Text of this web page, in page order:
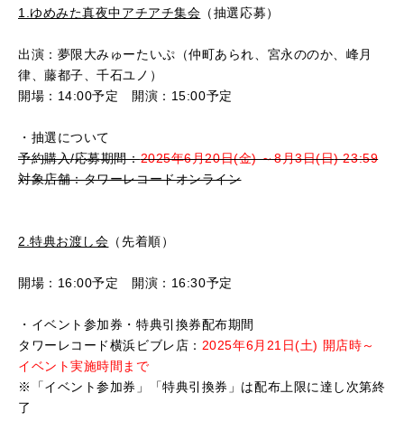
1.ゆめみた真夜中アチアチ集会 （抽選応募）
出演：夢限大みゅーたいぷ（仲町あられ、宮永ののか、峰月
律、藤都子、千石ユノ）
開場： 14:00予定 開演： 15:00予定
・抽選について
予約購入/応募期間：2025年6月20日(金) ～8月3日(日) 23:59
対象店舗：タワーレコードオンライン
2.特典お渡し会 （先着順）
開場： 16:00予定 開演： 16:30予定
・イベント参加券・特典引換券配布期間
タワーレコード横浜ビブレ店： 2025年6月21日(土) 開店時～
イベント実施時間まで
※「イベント参加券」「特典引換券」は配布上限に達し次第終
了